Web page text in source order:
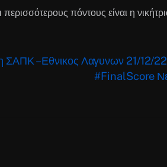
πόντους είναι η
– Εθνικος Λαγυνων 21/12/22
#FinalScore